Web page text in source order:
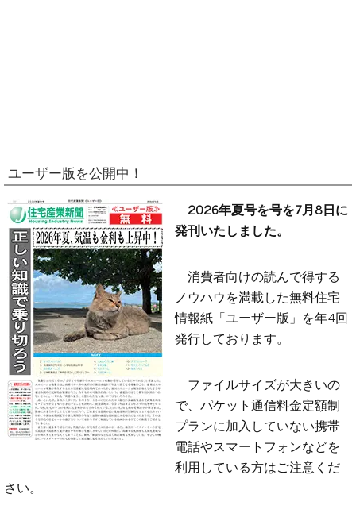
ユーザー版を公開中！
2026年夏号を号を7月8日に
発刊いたしました。
消費者向けの読んで得する
ノウハウを満載した無料住宅
情報紙「ユーザー版」を年4回
発行しております。
ファイルサイズが大きいの
で、パケット通信料金定額制
プランに加入していない携帯
電話やスマートフォンなどを
利用している方はご注意くだ
さい。